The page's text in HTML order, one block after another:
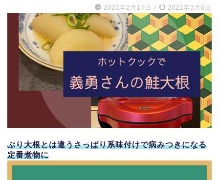
2021年2月17日 / 2021年3月6日
ぶり大根とは違うさっぱり系味付けで病みつきになる
定番煮物に